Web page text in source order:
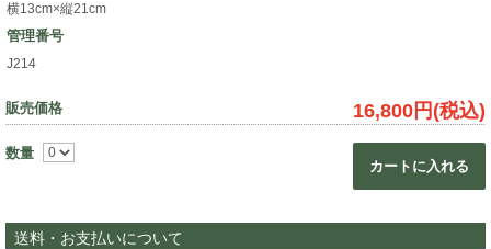
横13cm×縦21cm
管理番号
J214
販売価格 16,800円(税込)
数量
カートに入れる
送料・お支払いについて